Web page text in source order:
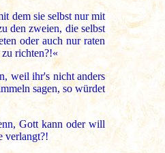
dem sie selbst nur mit
den zweien, die selbst
oder auch nur raten
richten?!«
weil ihr's nicht anders
sagen, so würdet
Gott kann oder will
verlangt?!